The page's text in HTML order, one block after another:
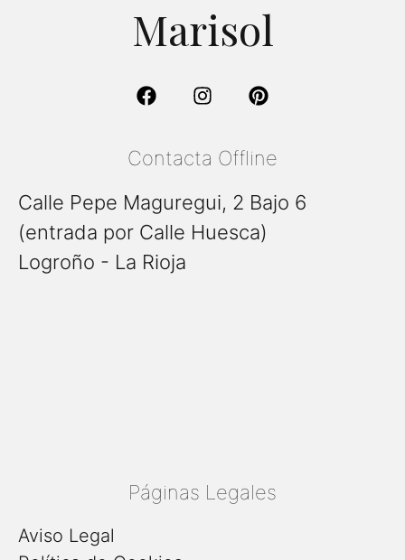
Páginas Legales
Aviso Legal
Marisol
Contacta Offline
Calle Pepe Maguregui, 2 Bajo 6
(entrada por Calle Huesca)
Logroño - La Rioja